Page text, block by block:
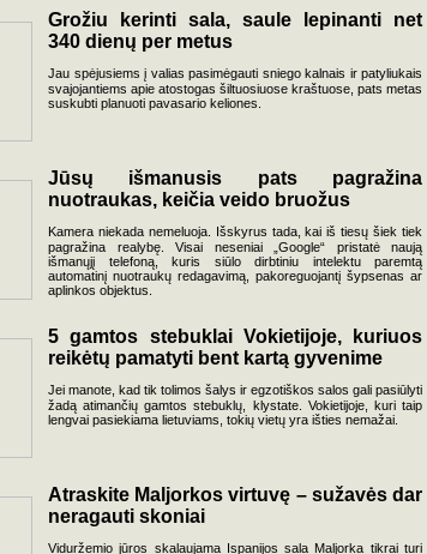
Grožiu kerinti sala, saule lepinanti net
340 dienų per metus
Jau spėjusiems į valias pasimėgauti sniego kalnais ir patyliukais
svajojantiems apie atostogas šiltuosiuose kraštuose, pats metas
suskubti planuoti pavasario keliones.
Jūsų išmanusis pats pagražina
nuotraukas, keičia veido bruožus
Kamera niekada nemeluoja. Išskyrus tada, kai iš tiesų šiek tiek
pagražina realybę. Visai neseniai „Google“ pristatė naują
išmanųjį telefoną, kuris siūlo dirbtiniu intelektu paremtą
automatinį nuotraukų redagavimą, pakoreguojantį šypsenas ar
aplinkos objektus.
5 gamtos stebuklai Vokietijoje, kuriuos
reikėtų pamatyti bent kartą gyvenime
Jei manote, kad tik tolimos šalys ir egzotiškos salos gali pasiūlyti
žadą atimančių gamtos stebuklų, klystate. Vokietijoje, kuri taip
lengvai pasiekiama lietuviams, tokių vietų yra išties nemažai.
Atraskite Maljorkos virtuvę – sužavės dar
neragauti skoniai
Viduržemio jūros skalaujama Ispanijos sala Maljorka tikrai turi